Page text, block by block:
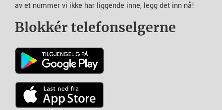
av et nummer vi ikke har liggende inne, legg det inn nå!
Blokkér telefonselgerne